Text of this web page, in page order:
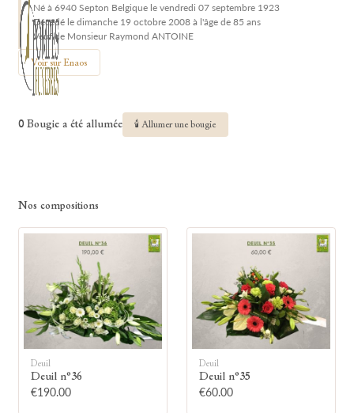
Né à 6940 Septon Belgique le vendredi 07 septembre 1923
Décédé le dimanche 19 octobre 2008 à l'âge de 85 ans
Veuf de Monsieur Raymond ANTOINE
Voir sur Enaos
0 Bougie a été allumée 🕯 Allumer une bougie
Nos compositions
Deuil
Deuil n°36
€190.00
Deuil
Deuil n°35
€60.00